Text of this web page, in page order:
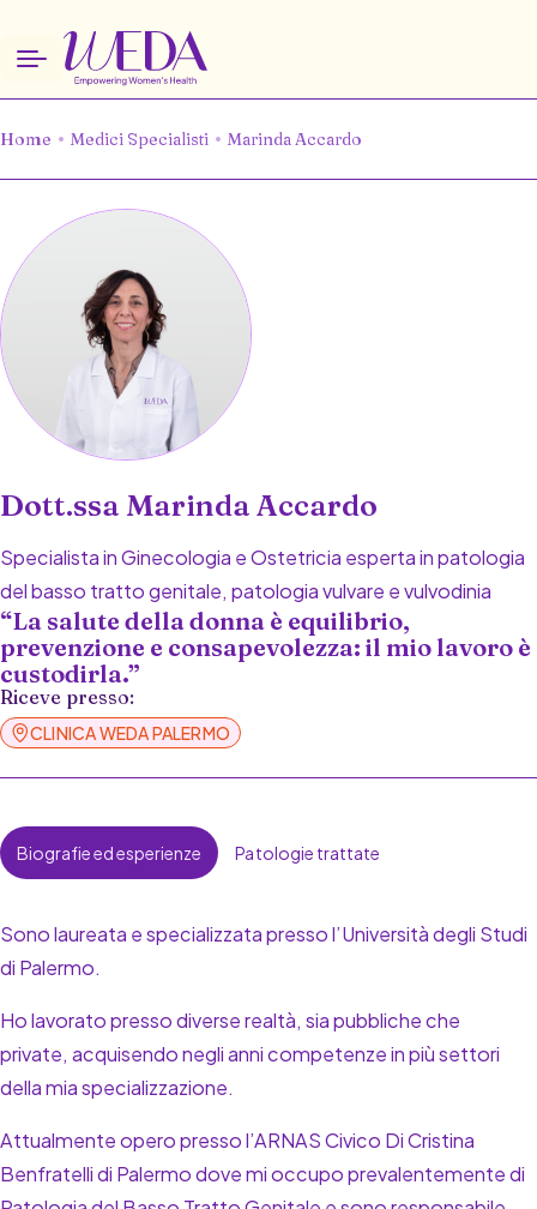
Home Medici Specialisti Marinda Accardo
Dott.ssa Marinda Accardo
Specialista in Ginecologia e Ostetricia esperta in patologia
del basso tratto genitale, patologia vulvare e vulvodinia
“La salute della donna è equilibrio,
prevenzione e consapevolezza: il mio lavoro è
custodirla.”
Riceve presso:
CLINICA WEDA PALERMO
Biografie ed esperienze Patologie trattate
Sono laureata e specializzata presso l’Università degli Studi
di Palermo.
Ho lavorato presso diverse realtà, sia pubbliche che
private, acquisendo negli anni competenze in più settori
della mia specializzazione.
Attualmente opero presso l’ARNAS Civico Di Cristina
Benfratelli di Palermo dove mi occupo prevalentemente di